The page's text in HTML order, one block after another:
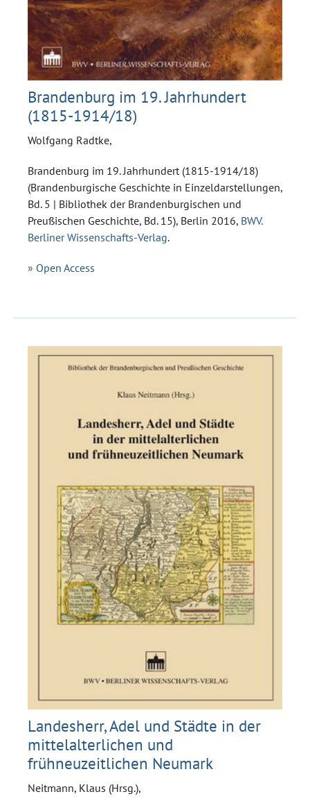
Brandenburg im 19. Jahrhundert
(1815-1914/18)
Wolfgang Radtke,
Brandenburg im 19. Jahrhundert (1815-1914/18)
(Brandenburgische Geschichte in Einzeldarstellungen,
Bd. 5 | Bibliothek der Brandenburgischen und
Preußischen Geschichte, Bd. 15), Berlin 2016, BWV.
Berliner Wissenschafts-Verlag.
» Open Access
Landesherr, Adel und Städte in der
mittelalterlichen und
frühneuzeitlichen Neumark
Neitmann, Klaus (Hrsg.),